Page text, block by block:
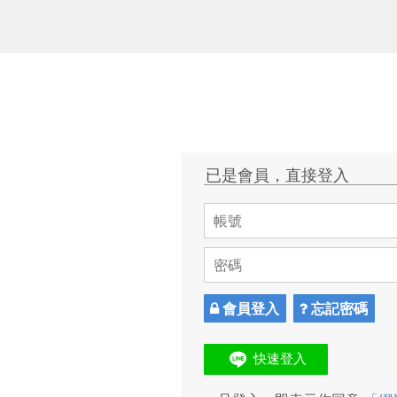
已是會員，直接登入
會員登入 忘記密碼